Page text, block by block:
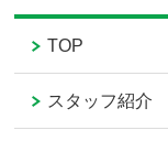
TOP
スタッフ紹介